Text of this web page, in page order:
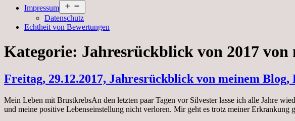
Impressum
öffnen
Datenschutz
Echtheit von Bewertungen
Kategorie: Jahresrückblick von 2017
Freitag, 29.12.2017, Jahresrückblick von meinem
Mein Leben mit BrustkrebsAn den letzten paar Tagen vor Silvester lasse ich alle Jahre
und meine positive Lebenseinstellung nicht verloren. Mir geht es trotz meiner